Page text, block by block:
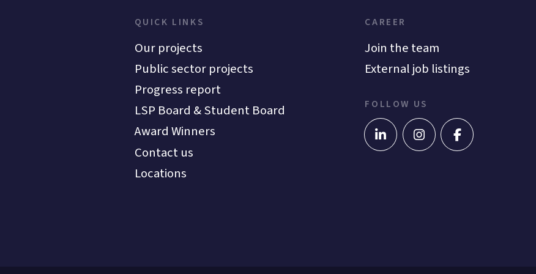
QUICK LINKS
Our projects
Public sector projects
Progress report
LSP Board & Student Board
Award Winners
Contact us
Locations
CAREER
Join the team
External job listings
FOLLOW US